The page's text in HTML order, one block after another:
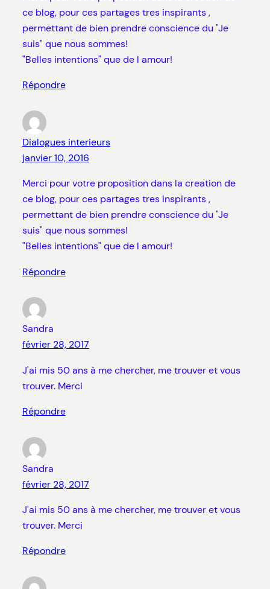
ce blog, pour ces partages tres inspirants ,
permettant de bien prendre conscience du "Je
suis" que nous sommes!
"Belles intentions" que de l amour!
Répondre
Dialogues interieurs
janvier 10, 2016
Merci pour votre proposition dans la creation de
ce blog, pour ces partages tres inspirants ,
permettant de bien prendre conscience du "Je
suis" que nous sommes!
"Belles intentions" que de l amour!
Répondre
Sandra
février 28, 2017
J'ai mis 50 ans à me chercher, me trouver et vous
trouver. Merci
Répondre
Sandra
février 28, 2017
J'ai mis 50 ans à me chercher, me trouver et vous
trouver. Merci
Répondre